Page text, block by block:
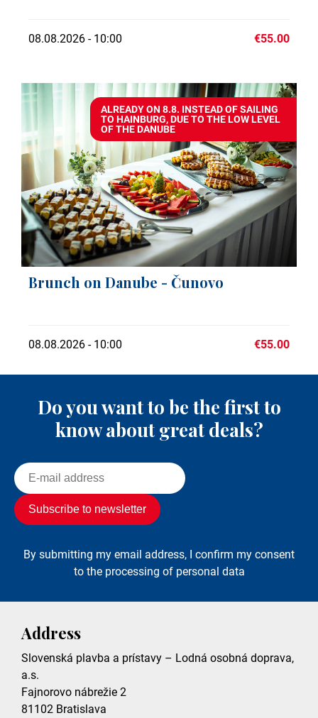
08.08.2026 - 10:00 €55.00
ALREADY ON 8.8. INSTEAD OF SAILING
TO HAINBURG, DUE TO THE LOW LEVEL
OF THE DANUBE
Brunch on Danube - Čunovo
08.08.2026 - 10:00 €55.00
Do you want to be the first to
know about great deals?
By submitting my email address, I confirm my consent
to the processing of personal data
Address
Slovenská plavba a prístavy – Lodná osobná doprava,
a.s.
Fajnorovo nábrežie 2
81102 Bratislava